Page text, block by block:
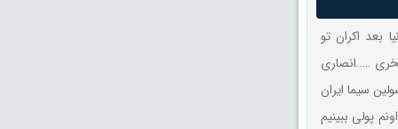
..تودنیا بعد اکران تو
رایگان میاد حالا تو ایران بعدش باید با کفیت 720پولی بخری …..انصاری
سیما ایران
فیلمها پخش شده ولی درایران ما باید 3سال یعد اونم پولی ببینیم